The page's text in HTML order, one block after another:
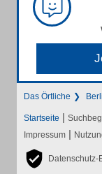
Das Örtliche
Startseite |
Impressum |
Datenschutz-